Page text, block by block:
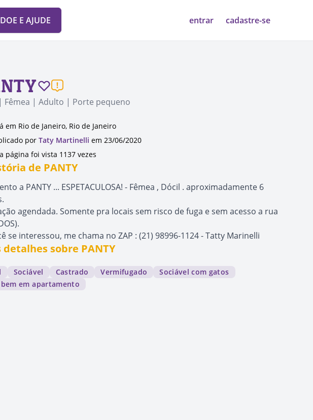
DOE E AJUDE entrar cadastre-se
Fêmea | Adulto | Porte pequeno
em Rio de Janeiro, Rio de Janeiro
por Taty Martinelli em 23/06/2020
página foi vista 1137 vezes
de PANTY
a PANTY ... ESPETACULOSA! - Fêmea , Dócil . aproximadamente 6
agendada. Somente pra locais sem risco de fuga e sem acesso a rua
se interessou, me chama no ZAP : (21) 98996-1124 - Tatty Marinelli
detalhes sobre PANTY
Sociável Castrado Vermifugado
Sociável com gatos
em apartamento